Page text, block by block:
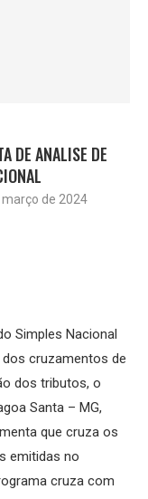
DE ANALISE DE
março de 2024
Simples Nacional
cruzamentos de
dos tributos, o
Santa – MG,
que cruza os
emitidas no
cruza com